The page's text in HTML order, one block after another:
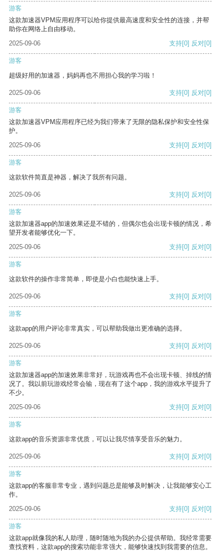
游客
这款加速器VPM应用程序可以给你提供最高速度和安全性的连接，并帮
助你在网络上自由移动。
2025-09-06
支持[0] 反对[0]
游客
超级好用的加速器，妈妈再也不用担心我的学习啦！
2025-09-06 支持[0] 反对[0]
游客
这款加速器VPM应用程序已经为我们带来了无限的隐私保护和安全性保
护。
2025-09-06
支持[0] 反对[0]
游客
这款软件简直是神器，解决了我所有问题。
2025-09-06 支持[0] 反对[0]
游客
这款加速器app的加速效果还是不错的，但偶尔也会出现卡顿的情况，希
望开发者能够优化一下。
2025-09-06
支持[0] 反对[0]
游客
这款软件的操作非常简单，即使是小白也能快速上手。
2025-09-06 支持[0] 反对[0]
游客
这款app的用户评论非常真实，可以帮助我做出更准确的选择。
2025-09-06 支持[0] 反对[0]
游客
这款加速器app的加速效果非常好，玩游戏再也不会出现卡顿、掉线的情
况了。我以前玩游戏经常会输，现在有了这个app，我的游戏水平提升了
不少。
2025-09-06
支持[0] 反对[0]
游客
这款app的音乐资源非常优质，可以让我尽情享受音乐的魅力。
2025-09-06 支持[0] 反对[0]
游客
这款app的客服非常专业，遇到问题总是能够及时解决，让我能够安心工
作。
2025-09-06
支持[0] 反对[0]
游客
这款app就像我的私人助理，随时随地为我的办公提供帮助。我经常需要
查找资料，这款app的搜索功能非常强大，能够快速找到我需要的信息。